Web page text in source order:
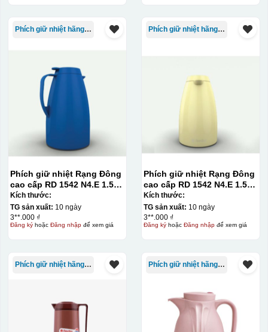
Phích giữ nhiệt hãng Rạng Đông
Phích giữ nhiệt Rạng Đông
cao cấp RD 1542 N4.E 1.5L
màu xanh dương
Kích thước:
TG sản xuất: 10 ngày
3**.000 ₫
Đăng kýhoặc Đăng nhậpđể xem giá
Phích giữ nhiệt hãng Rạng Đông
Phích giữ nhiệt Rạng Đông
cao cấp RD 1542 N4.E 1.5L
– màu vàng
Kích thước:
TG sản xuất: 10 ngày
3**.000 ₫
Đăng kýhoặc Đăng nhậpđể xem giá
Phích giữ nhiệt hãng Rạng Đông Phích giữ nhiệt hãng Rạng Đông